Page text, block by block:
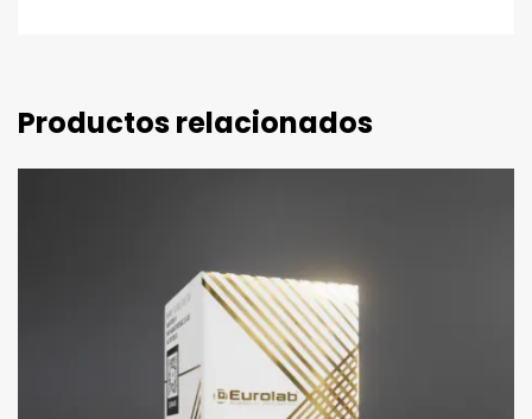
Productos relacionados